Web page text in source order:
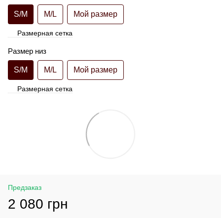
S/M M/L Мой размер
Размерная сетка
Размер низ
S/M M/L Мой размер
Размерная сетка
Предзаказ
2 080 грн